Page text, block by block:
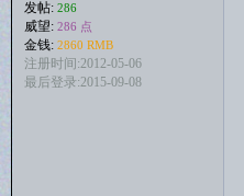
发帖: 286
威望: 286 点
金钱: 2860 RMB
注册时间:2012-05-06
最后登录:2015-09-08